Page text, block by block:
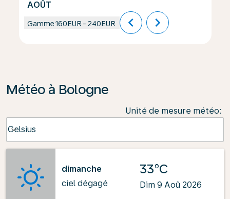
AOÛT
Gamme160EUR - 240EUR chevron_left chevron_right
Météo à Bologne
Unité de mesure météo:
Celsius
keyboard_arrow_down
dimanche
ciel dégagé
33°C
Dim 9 Aoû 2026